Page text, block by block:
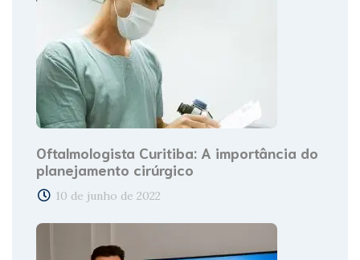
Oftalmologista Curitiba: A importância do
planejamento cirúrgico
10 de junho de 2022